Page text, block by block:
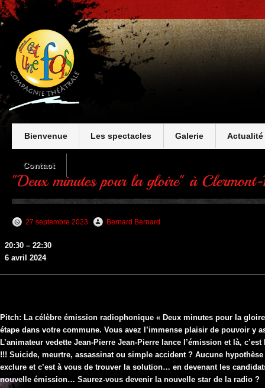
Bienvenue Les spectacles Galerie Actualité
Contact
27 septembre 2023 Bernard Bernard
la
Clermont-
Ferrand
(63)
20:30 – 22:30
6 avril 2024
Pitch: La célèbre émission radiophonique « Deux minutes pour la
étape dans votre commune. Vous avez l’immense plaisir de pouvoir y
L’animateur vedette Jean-Pierre Jean-Pierre lance l’émission et là, c’est
!!! Suicide, meurtre, assassinat ou simple accident ? Aucune hypothèse
exclure et c’est à vous de trouver la solution… en devenant les
nouvelle émission… Saurez-vous devenir la nouvelle star de la radio ?